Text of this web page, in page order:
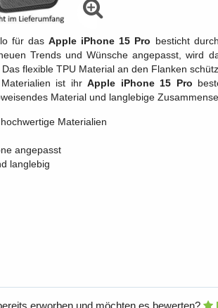
für dasApple iPhone 15 Pro besticht
Trends und Wünsche angepasst, wird
flexible TPU Material an den Flanken
Materialien ist ihrApple iPhone 15 Pro
Material und langlebige
Materialien
angepasst
langlebig
erworben und möchten es bewerten?